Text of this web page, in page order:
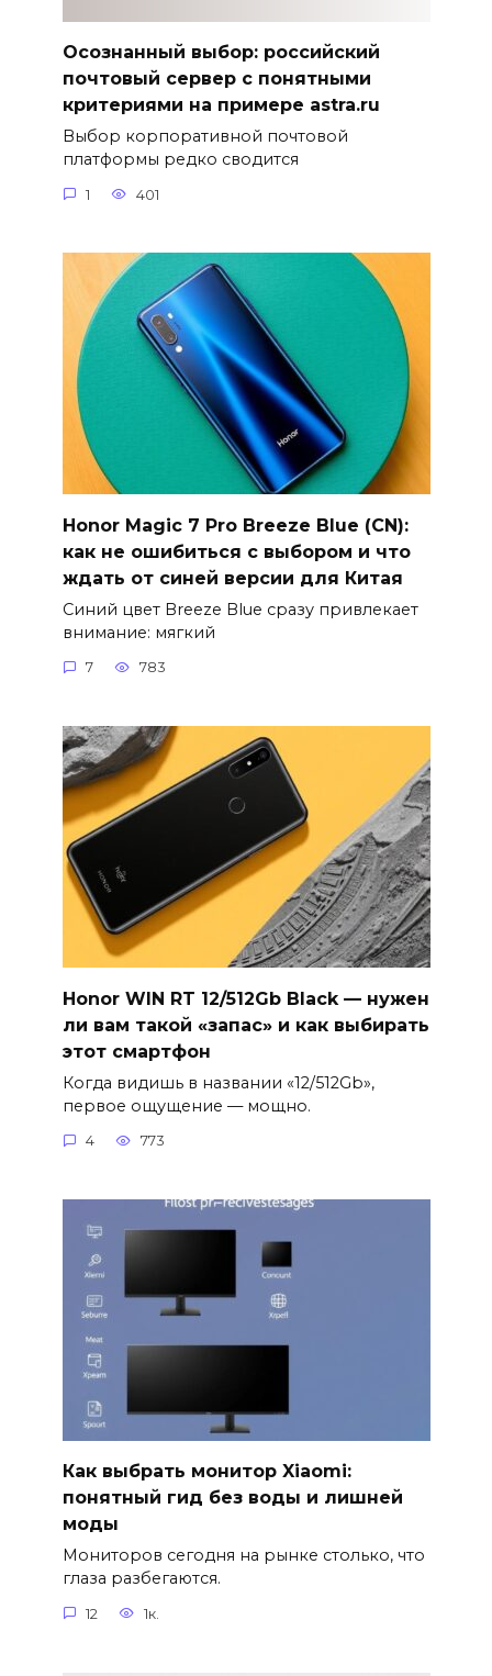
Осознанный выбор: российский
почтовый сервер с понятными
критериями на примере astra.ru
Выбор корпоративной почтовой
платформы редко сводится
1 401
Honor Magic 7 Pro Breeze Blue (CN):
как не ошибиться с выбором и что
ждать от синей версии для Китая
Синий цвет Breeze Blue сразу привлекает
внимание: мягкий
7 783
Honor WIN RT 12/512Gb Black — нужен
ли вам такой «запас» и как выбирать
этот смартфон
Когда видишь в названии «12/512Gb»,
первое ощущение — мощно.
4 773
Как выбрать монитор Xiaomi:
понятный гид без воды и лишней
моды
Мониторов сегодня на рынке столько, что
глаза разбегаются.
12 1к.